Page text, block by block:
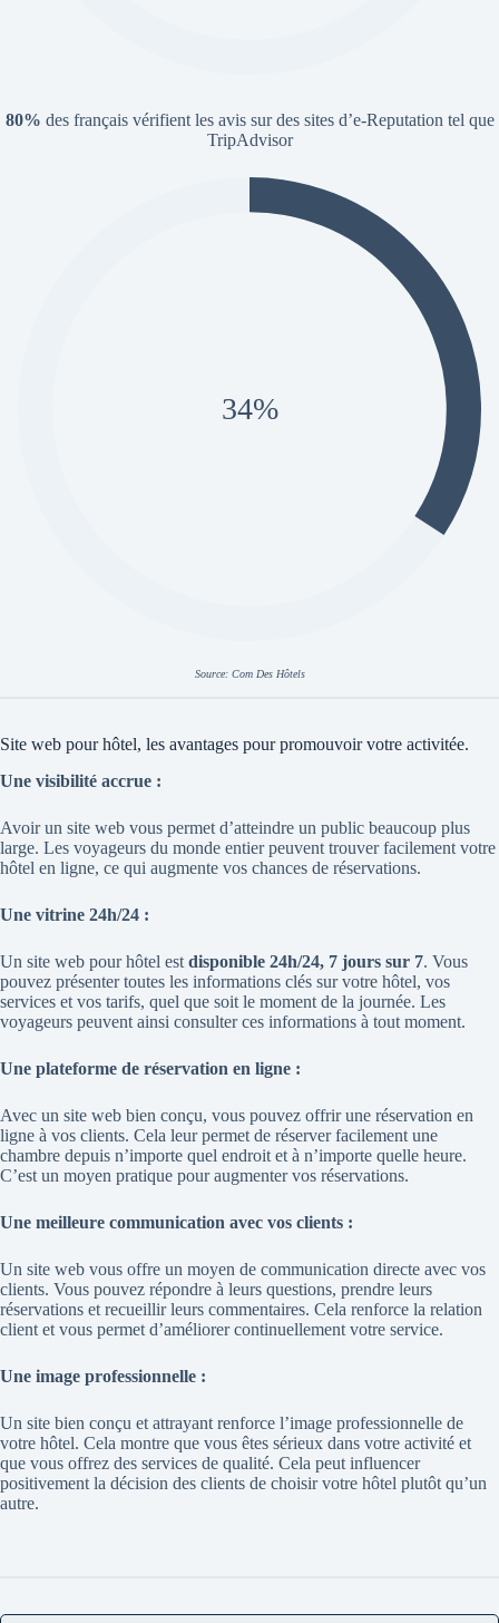
80% des français vérifient les avis sur des sites d’e-Reputation tel que
TripAdvisor
61%
Source: Com Des Hôtels
Site web pour hôtel, les avantages pour promouvoir votre activitée.
Une visibilité accrue :
Avoir un site web vous permet d’atteindre un public beaucoup plus
large. Les voyageurs du monde entier peuvent trouver facilement votre
hôtel en ligne, ce qui augmente vos chances de réservations.
Une vitrine 24h/24 :
Un site web pour hôtel est disponible 24h/24, 7 jours sur 7. Vous
pouvez présenter toutes les informations clés sur votre hôtel, vos
services et vos tarifs, quel que soit le moment de la journée. Les
voyageurs peuvent ainsi consulter ces informations à tout moment.
Une plateforme de réservation en ligne :
Avec un site web bien conçu, vous pouvez offrirune réservation en
ligne à vos clients. Cela leur permet de réserver facilement une
chambre depuis n’importe quel endroit et à n’importe quelle heure.
C’est un moyen pratique pour augmenter vos réservations.
Une meilleure communication avec vos clients :
Un site web vous offre un moyen de communication directe avec vos
clients. Vous pouvez répondre à leurs questions, prendre leurs
réservations et recueillir leurs commentaires. Cela renforce la relation
client et vous permet d’améliorer continuellement votre service.
Une image professionnelle :
Un site bien conçu et attrayant renforce l’image professionnelle de
votre hôtel. Cela montre que vous êtes sérieux dans votre activité et
que vous offrez des services de qualité. Cela peut influencer
positivement la décision des clients de choisir votre hôtel plutôt qu’un
autre.